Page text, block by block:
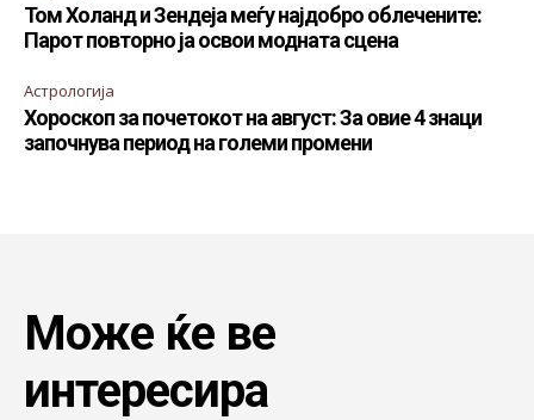
Том Холанд и Зендеја меѓу најдобро облечените:
Парот повторно ја освои модната сцена
Астрологија
Хороскоп за почетокот на август: За овие 4 знаци
започнува период на големи промени
Може ќе ве
интересира